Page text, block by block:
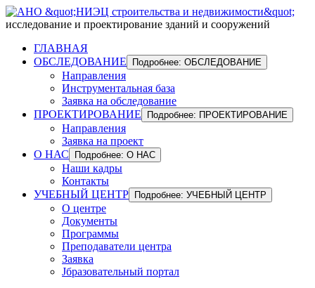
исследование и проектирование зданий и сооружений
ГЛАВНАЯ
ОБСЛЕДОВАНИЕ
Подробнее: ОБСЛЕДОВАНИЕ
Направления
Инструментальная база
Заявка на обследование
ПРОЕКТИРОВАНИЕ
Подробнее: ПРОЕКТИРОВАНИЕ
Направления
Заявка на проект
О НАС
Подробнее: О НАС
Наши кадры
Контакты
УЧЕБНЫЙ ЦЕНТР
Подробнее: УЧЕБНЫЙ ЦЕНТР
О центре
Документы
Программы
Преподаватели центра
Заявка
Jбразовательный портал